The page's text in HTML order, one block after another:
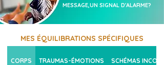
MESSAGE,UN SIGNAL D'ALARME?
MES ÉQUILIBRATIONS SPÉCIFIQUES
CORPS TRAUMAS-ÉMOTIONS SCHÉMAS